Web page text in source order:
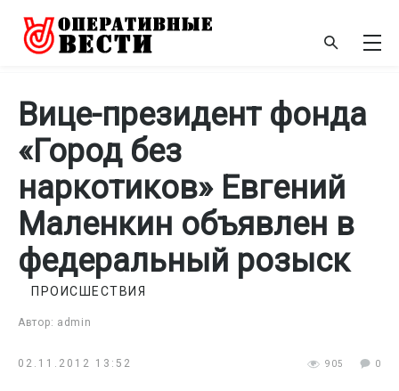
Вице-президент фонда
«Город без
наркотиков» Евгений
Маленкин объявлен в
федеральный розыск
Автор: admin
ПРОИСШЕСТВИЯ
02.11.2012 13:52 905 0